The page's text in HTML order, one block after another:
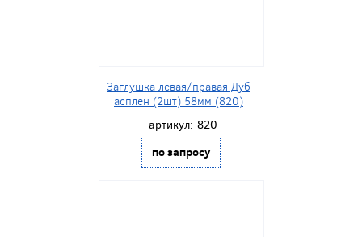
Заглушка левая/правая Дуб
асплен (2шт) 58мм (820)
артикул: 820
по запросу